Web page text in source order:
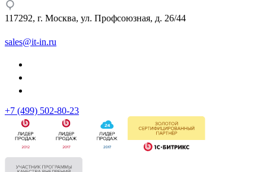
117292, г. Москва, ул. Профсоюзная, д. 26/44
sales@it-in.ru
+7 (499) 502-80-23